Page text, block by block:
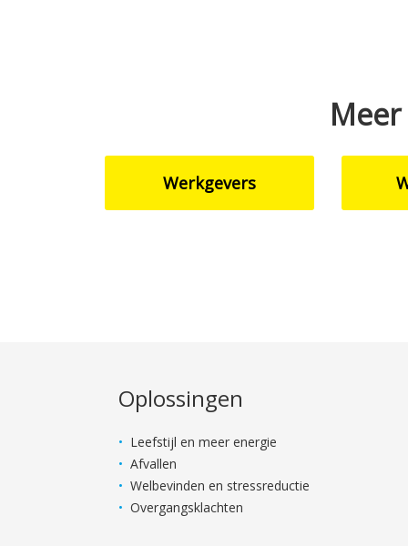
Werkgevers
Oplossingen
Leefstijl en meer energie
Afvallen
Welbevinden en stressreductie
Overgangsklachten